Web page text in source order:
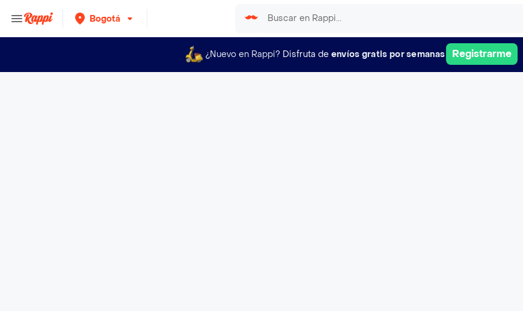
Bogotá
¿Nuevo en Rappi? Disfruta de envíos gratis por semanas Registrarme